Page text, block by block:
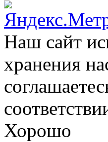
Наш сайт
хранения
Хорошо